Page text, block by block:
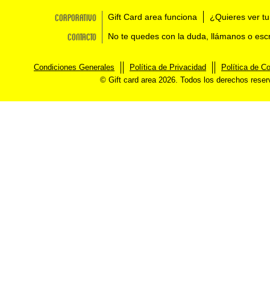
Corporativo Gift Card area funciona ¿Quieres ver
Contacto No te quedes con la duda, llámanos o
Condiciones Generales Política de Privacidad
Política de
© Gift card area 2026. Todos los derechos